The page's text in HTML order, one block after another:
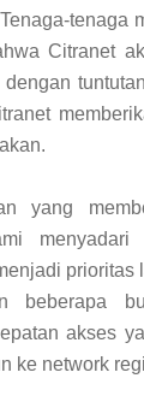
tenaga
Citranet
yang
menyadari
prioritas
beberapa
akses
ke network